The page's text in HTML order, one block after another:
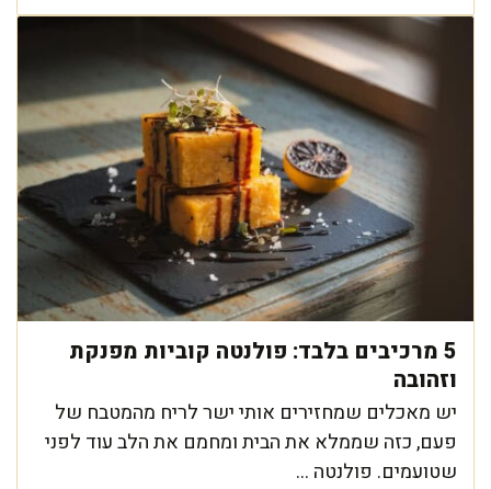
5 מרכיבים בלבד: פולנטה קוביות מפנקת
וזהובה
יש מאכלים שמחזירים אותי ישר לריח מהמטבח של
פעם, כזה שממלא את הבית ומחמם את הלב עוד לפני
שטועמים. פולנטה ...